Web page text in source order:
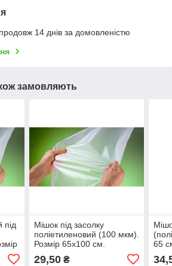
14 днів за домовленістю
замовляють
під
Мішок під засолку
поліетиленовий (100 мкм).
Розмір 65х100 см.
29,50₴
65